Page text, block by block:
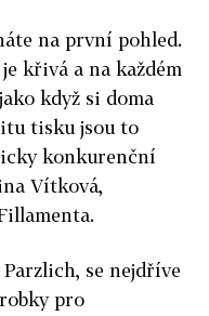
na první pohled.
křivá a na každém
když si doma
tisku jsou to
konkurenční
Vítková,
se nejdříve
pro